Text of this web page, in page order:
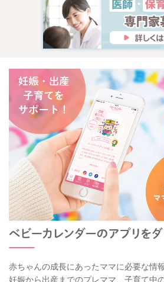
赤ちゃんの成長にあったママに必要な情
妊娠から出産までのプレママ、子育て中